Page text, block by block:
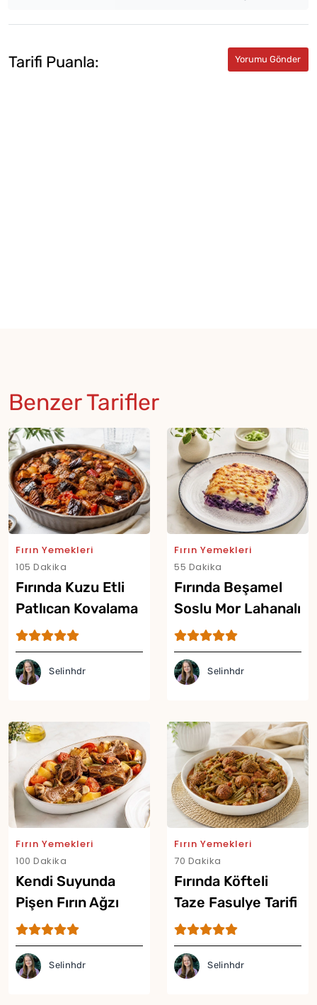
Tarifi Puanla:
Benzer Tarifler
Fırın Yemekleri
105 Dakika
Fırında Kuzu Etli
Patlıcan Kovalama
Tarifi
Selinhdr
Fırın Yemekleri
55 Dakika
Fırında Beşamel
Soslu Mor Lahanalı
Graten Tarifi
Selinhdr
Fırın Yemekleri
100 Dakika
Kendi Suyunda
Pişen Fırın Ağzı
Tarifi
Selinhdr
Fırın Yemekleri
70 Dakika
Fırında Köfteli
Taze Fasulye Tarifi
Selinhdr